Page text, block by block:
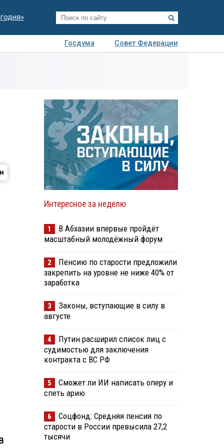
Госдума
Совет Федерации
Интересное за неделю
1
В Абхазии впервые пройдёт
масштабный молодёжный форум
2
Пенсию по старости предложили
закрепить на уровне не ниже 40% от
заработка
3
Законы, вступающие в силу в
августе
4
Путин расширил список лиц с
судимостью для заключения
контракта с ВС РФ
5
Сможет ли ИИ написать оперу и
спеть арию
6
Соцфонд: Средняя пенсия по
старости в России превысила 27,2
тысячи